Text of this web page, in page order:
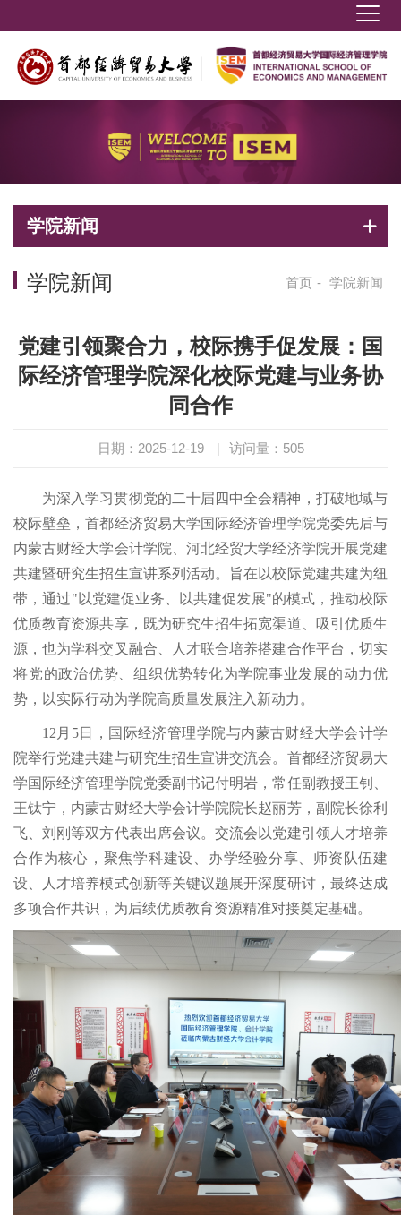
学院新闻
首页 - 学院新闻
学院新闻
党建引领聚合力，校际携手促发展：国
际经济管理学院深化校际党建与业务协
同合作
日期：2025-12-19 | 访问量： 505
为深入学习贯彻党的二十届四中全会精神，打破地域与
校际壁垒，首都经济贸易大学国际经济管理学院党委先后与
内蒙古财经大学会计学院、河北经贸大学经济学院开展党建
共建暨研究生招生宣讲系列活动。旨在以校际党建共建为纽
带，通过"以党建促业务、以共建促发展"的模式，推动校际
优质教育资源共享，既为研究生招生拓宽渠道、吸引优质生
源，也为学科交叉融合、人才联合培养搭建合作平台，切实
将党的政治优势、组织优势转化为学院事业发展的动力优
势，以实际行动为学院高质量发展注入新动力。
12月5日，国际经济管理学院与内蒙古财经大学会计学
院举行党建共建与研究生招生宣讲交流会。首都经济贸易大
学国际经济管理学院党委副书记付明岩，常任副教授王钊、
王钛宁，内蒙古财经大学会计学院院长赵丽芳，副院长徐利
飞、刘刚等双方代表出席会议。交流会以党建引领人才培养
合作为核心，聚焦学科建设、办学经验分享、师资队伍建
设、人才培养模式创新等关键议题展开深度研讨，最终达成
多项合作共识，为后续优质教育资源精准对接奠定基础。